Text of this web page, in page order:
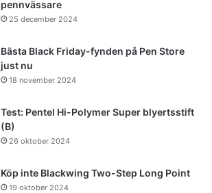
pennvässare
25 december 2024
Bästa Black Friday-fynden på Pen Store
just nu
18 november 2024
Test: Pentel Hi-Polymer Super blyertsstift
(B)
26 oktober 2024
Köp inte Blackwing Two-Step Long Point
19 oktober 2024